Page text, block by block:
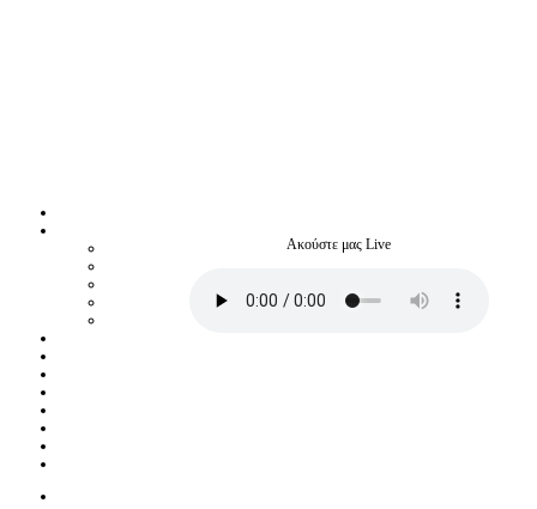
Ακούστε μας Live